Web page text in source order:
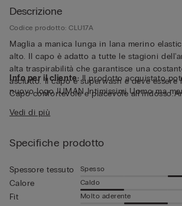
Descrizione
Codice prodotto: CLU17A
Maglia a manica lunga in lana merino
alto. Il capo è adatto a tutte le stagioni
alta traspirabilità che garantisce una
asciutto. Il capo è superwash e deve essere
Capo confortevole e piacevole
Info per il cliente:Il prodotto acquistato
nuovo logo IUMAN Intimissimi Uomo ma
presentato in questa pagina.
Vedi di più
Specifiche prodotto
Spessore tessuto Spesso
Calore Caldo
Fit Molto aderente